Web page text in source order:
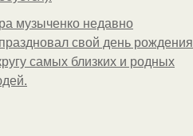
музыченко недавно
свой день рождения
самых близких и родных